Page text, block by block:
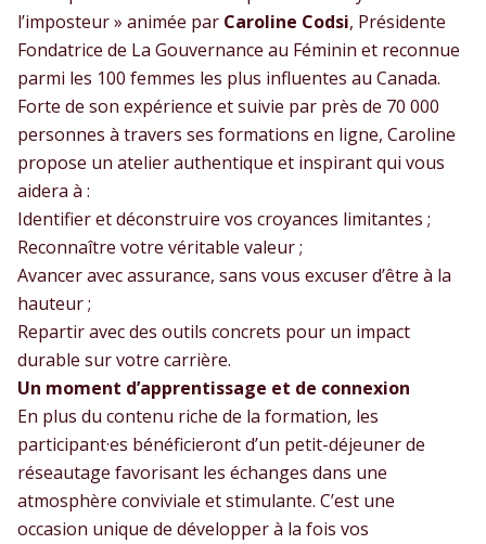
l’imposteur » animée par Caroline Codsi, Présidente
Fondatrice de La Gouvernance au Féminin et reconnue
parmi les 100 femmes les plus influentes au Canada.
Forte de son expérience et suivie par près de 70 000
personnes à travers ses formations en ligne, Caroline
propose un atelier authentique et inspirant qui vous
aidera à :
Identifier et déconstruire vos croyances limitantes ;
Reconnaître votre véritable valeur ;
Avancer avec assurance, sans vous excuser d’être à la
hauteur ;
Repartir avec des outils concrets pour un impact
durable sur votre carrière.
Un moment d’apprentissage et de connexion
En plus du contenu riche de la formation, les
participant·es bénéficieront d’un petit-déjeuner de
réseautage favorisant les échanges dans une
atmosphère conviviale et stimulante. C’est une
occasion unique de développer à la fois vos